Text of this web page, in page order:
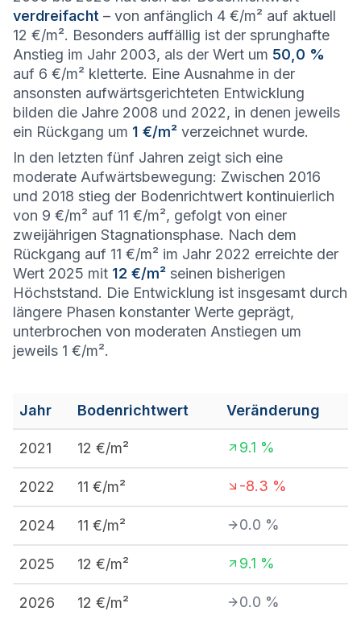
verdreifacht – von anfänglich 4 €/m² auf aktuell
12 €/m². Besonders auffällig ist der sprunghafte
Anstieg im Jahr 2003, als der Wert um 50,0 %
auf 6 €/m² kletterte. Eine Ausnahme in der
ansonsten aufwärtsgerichteten Entwicklung
bilden die Jahre 2008 und 2022, in denen jeweils
ein Rückgang um 1 €/m² verzeichnet wurde.
In den letzten fünf Jahren zeigt sich eine
moderate Aufwärtsbewegung: Zwischen 2016
und 2018 stieg der Bodenrichtwert kontinuierlich
von 9 €/m² auf 11 €/m², gefolgt von einer
zweijährigen Stagnationsphase. Nach dem
Rückgang auf 11 €/m² im Jahr 2022 erreichte der
Wert 2025 mit 12 €/m² seinen bisherigen
Höchststand. Die Entwicklung ist insgesamt durch
längere Phasen konstanter Werte geprägt,
unterbrochen von moderaten Anstiegen um
jeweils 1 €/m².
Jahr Bodenrichtwert Veränderung
2021 12 €/m² 9.1 %
2022 11 €/m² -8.3 %
2024 11 €/m² 0.0 %
2025 12 €/m² 9.1 %
2026 12 €/m² 0.0 %